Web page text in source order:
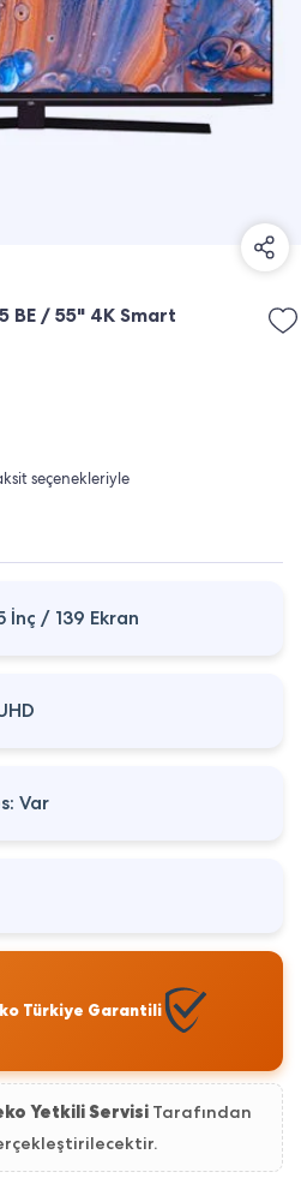
BE / 55" 4K Smart
seçenekleriyle
İnç / 139 Ekran
Var
Türkiye Garantili
Yetkili ServisiTarafından